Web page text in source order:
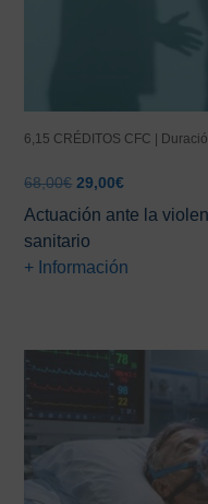
6,15 CRÉDITOS CFC |
68,00€ El
precio
original
era:
68,00€.
29,00€El
actual
29,00€.
Actuación ante la
sanitario
+ Información